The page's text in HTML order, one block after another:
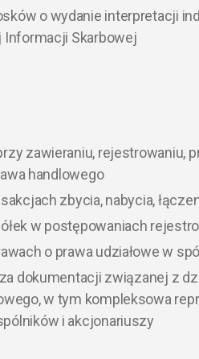
o wydanie interpretacji
Informacji Skarbowej
zawieraniu, rejestrowaniu,
handlowego
zbycia, nabycia,
w postępowaniach
o prawa udziałowe w
dokumentacji związanej z
w tym kompleksowa
i akcjonariuszy